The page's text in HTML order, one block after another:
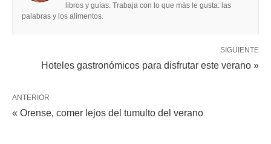
libros y guías. Trabaja con lo que más le gusta: las
palabras y los alimentos.
SIGUIENTE
Hoteles gastronómicos para disfrutar este verano »
ANTERIOR
« Orense, comer lejos del tumulto del verano